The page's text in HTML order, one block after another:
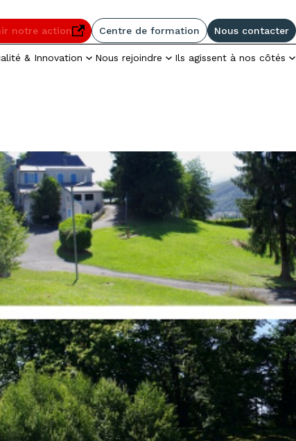
Pied de page
notre action
fenêtre Centre de formation Nous contacter
& Innovation Nous rejoindre Ils agissent à nos côtés